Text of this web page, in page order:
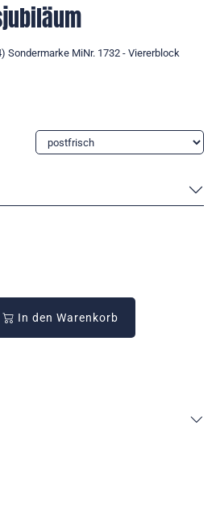
Sondermarke MiNr. 1732 - Viererblock
In den Warenkorb